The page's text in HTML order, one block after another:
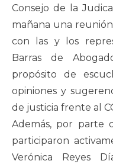
Consejo de la
mañana una
con las y los
Barras de
propósito de
opiniones y
de justicia frente al
Además, por parte
participaron
Verónica Reyes